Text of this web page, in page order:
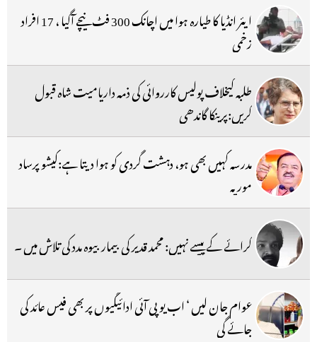
ایئر انڈیا کا طیارہ ہوا میں اچانک 300 فٹ نیچے آگیا ، 17 افراد
زخمی
طلبہ کیخلاف پولیس کارروائی کی ذمہ داریامیت شاہ قبول
کریں:پرینکا گاندھی
مدرسہ کہیں بھی ہو، دہشت گردی کو ہوا دیتا ہے:کیشو پرساد
موریہ
کرائے کے پیسے نہیں: محمد قدیر کی بیمار بیوہ مدد کی تلاش میں ۔
عوام جان لیں ‘ اب یو پی آئی ادائیگیوں پر بھی فیس عائد کی
جائے گی